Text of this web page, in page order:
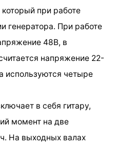
который при работе
генератора. При работе
48В, в
напряжение 22-
используются четыре
в себя гитару,
момент на две
На выходных валах